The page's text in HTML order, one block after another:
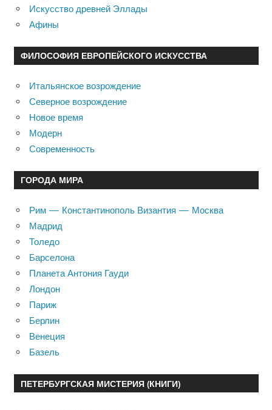
Искусство древней Эллады
Афины
ФИЛОСОФИЯ ЕВРОПЕЙСКОГО ИСКУССТВА
Итальянское возрождение
Северное возрождение
Новое время
Модерн
Современность
ГОРОДА МИРА
Рим — Константинополь Византия — Москва
Мадрид
Толедо
Барселона
Планета Антония Гауди
Лондон
Париж
Берлин
Венеция
Базель
ПЕТЕРБУРГСКАЯ МИСТЕРИЯ (КНИГИ)